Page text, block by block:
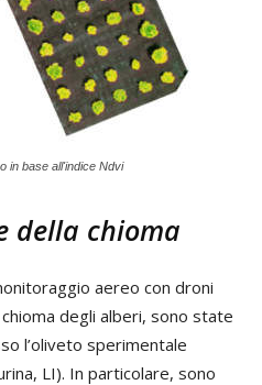
in base all'indice Ndvi
della chioma
aereo con droni
degli alberi, sono state
l’oliveto sperimentale
LI). In particolare, sono